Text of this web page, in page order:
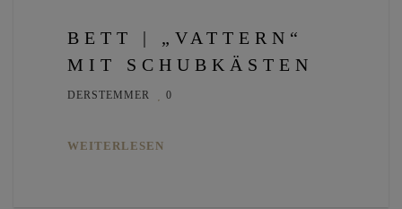
BETT | „VATTERN“
MIT SCHUBKÄSTEN
DERSTEMMER 0
WEITERLESEN